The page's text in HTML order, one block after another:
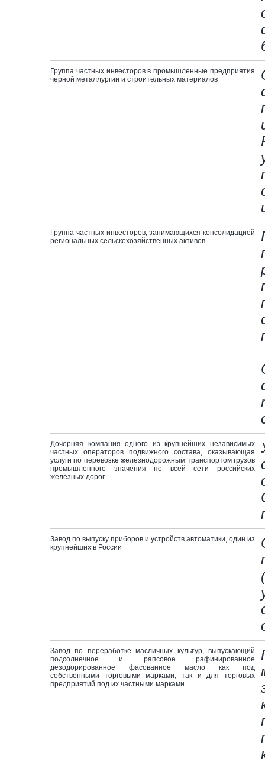
Группа частных инвесторов в промышленные предприятия
черной металлургии и строительных материалов
Группа частных инвесторов, занимающихся консолидацией
региональных сельскохозяйственных активов
Дочерняя компания одного из крупнейших независимых
частных операторов подвижного состава, оказывающая
услуги по перевозке железнодорожным транспортом грузов
промышленного значения по всей сети российских
железных дорог
Завод по выпуску приборов и устройств автоматики, один из
крупнейших в России
Завод по переработке масличных культур, выпускающий
подсолнечное и рапсовое рафинированное
дезодорированное фасованное масло как под
собственными торговыми марками, так и для торговых
предприятий под их частными марками